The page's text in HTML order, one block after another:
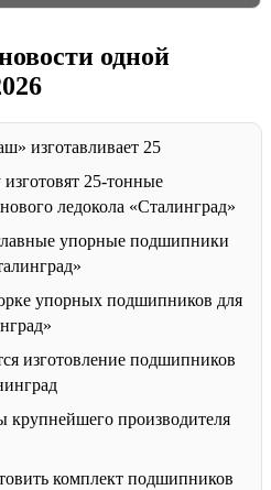
одной
изготавливает 25
25-тонные
ледокола «Сталинград»
упорные подшипники
упорных подшипников для
изготовление подшипников
производителя
комплект подшипников